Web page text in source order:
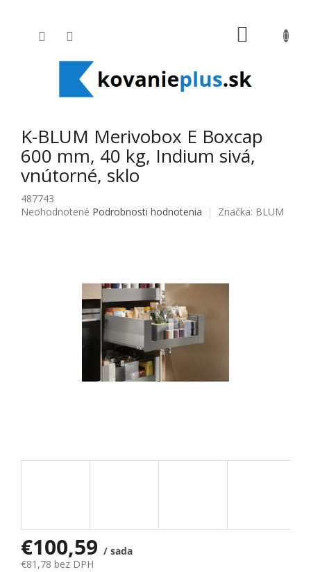
K-BLUM Merivobox E Boxcap
600 mm, 40 kg, Indium sivá,
vnútorné, sklo
487743
Priemerné hodnotenie produktu je 0,0 z 5 hviezdičiek.
Neohodnotené Podrobnosti hodnotenia Značka: BLUM
€100,59 / sada
€81,78 bez DPH